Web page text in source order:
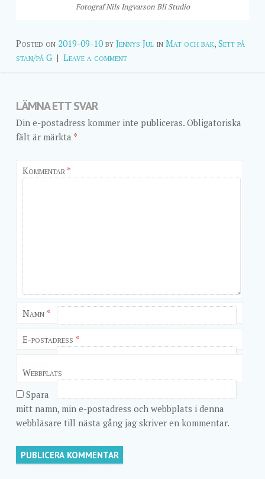
Fotograf Nils Ingvarson Bli Studio
Posted on 2019-09-10 by Jennys Jul in Mat och bak, Sett på
stan/på G | Leave a comment
LÄMNA ETT SVAR
Din e-postadress kommer inte publiceras. Obligatoriska
fält är märkta *
Kommentar *
Namn *
E-postadress *
Webbplats
Spara
mitt namn, min e-postadress och webbplats i denna
webbläsare till nästa gång jag skriver en kommentar.